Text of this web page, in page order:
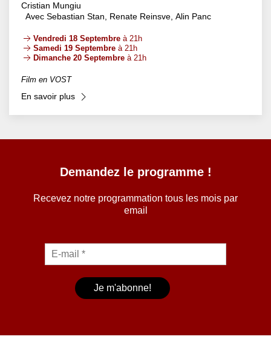
Cristian Mungiu
Avec Sebastian Stan, Renate Reinsve, Alin Panc
Vendredi 18 Septembre à 21h
Samedi 19 Septembre à 21h
Dimanche 20 Septembre à 21h
Film en VOST
En savoir plus
Demandez le programme !
Recevez notre programmation tous les mois par
email